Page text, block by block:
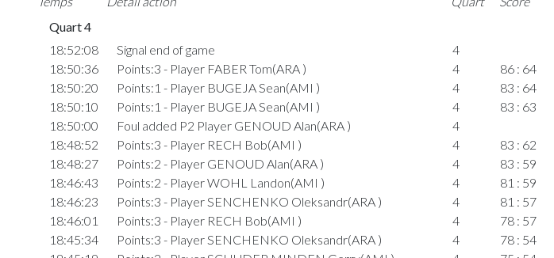
Quart 4
18:52:08
Signal end of game
4
18:50:36
Points:3 - Player FABER Tom(ARA ) 4 86 : 64
18:50:20
Points:1 - Player BUGEJA Sean(AMI ) 4 83 : 64
18:50:10
Points:1 - Player BUGEJA Sean(AMI ) 4 83 : 63
18:50:00
Foul added P2 Player GENOUD Alan(ARA )
4
18:48:52
Points:3 - Player RECH Bob(AMI ) 4 83 : 62
18:48:27
Points:2 - Player GENOUD Alan(ARA ) 4 83 : 59
18:46:43
Points:2 - Player WOHL Landon(AMI ) 4 81 : 59
18:46:23
Points:3 - Player SENCHENKO Oleksandr(ARA ) 4 81 : 57
18:46:01
Points:3 - Player RECH Bob(AMI ) 4 78 : 57
18:45:34
Points:3 - Player SENCHENKO Oleksandr(ARA ) 4 78 : 54